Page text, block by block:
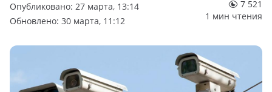
Опубликовано: 27 марта, 13:14
Обновлено: 30 марта, 11:12
7 521
1 мин чтения